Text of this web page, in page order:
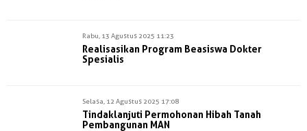
Rabu, 13 Agustus 2025 11:23
Realisasikan Program Beasiswa Dokter
Spesialis
Selasa, 12 Agustus 2025 17:08
Tindaklanjuti Permohonan Hibah Tanah
Pembangunan MAN